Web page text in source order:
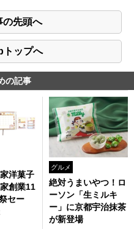
の先頭へ
トップへ
の記事
洋菓子
創業11
セー
グルメ
絶対うまいやつ！ロ
ーソン「生ミルキ
ー」に京都宇治抹茶
が新登場